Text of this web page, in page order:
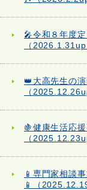
🎤令和８年度
（2026.1.31up
👑大高先生の
（
🍇健康生活応
（
📱専門家相談
📱（